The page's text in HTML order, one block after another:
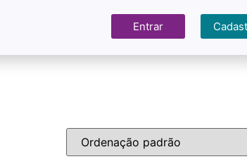
Entrar